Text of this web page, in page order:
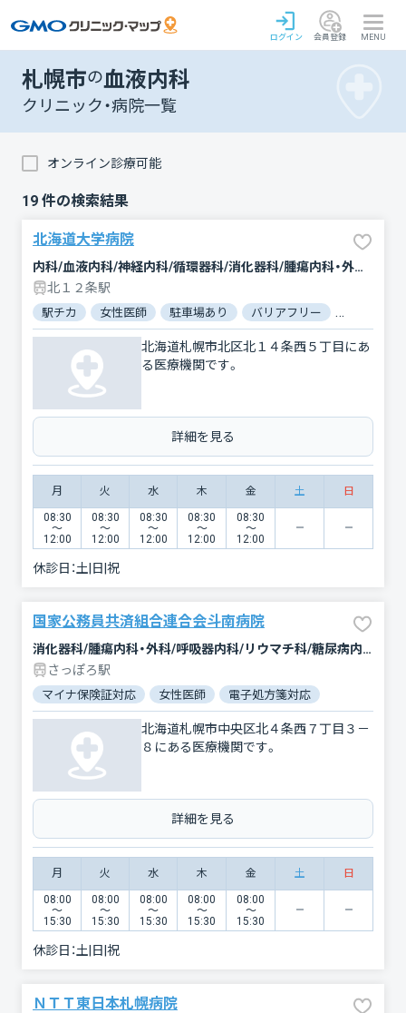
ログイン 会員登録 MENU
札幌市の血液内科
クリニック・病院一覧
オンライン診療可能
19 件の検索結果
北海道大学病院
内科/血液内科/神経内科/循環器科/消化器科/腫瘍内科・外科/脳神経外科/呼吸器外科/乳腺外科/整形外科/形成外科/小児科/小児外科/産科/婦人科/眼科/耳鼻咽喉科/皮膚科/泌尿器科/精神科・神経科/歯科/矯正歯科/歯科口腔外科/小児歯科/リハビリテーション/放射線科/臨床検査・病理診断/救急科/麻酔科
北１２条駅
駅チカ 女性医師 駐車場あり バリアフリー
北海道札幌市北区北１４条西５丁目にあ
る医療機関です。
詳細を見る
月 火 水 木 金 土 日
08:30
〜
12:00
08:30
〜
12:00
08:30
〜
12:00
08:30
〜
12:00
08:30
〜
12:00
休診日：土|日|祝
国家公務員共済組合連合会斗南病院
消化器科/腫瘍内科・外科/呼吸器内科/リウマチ科/糖尿病内科/循環器科/血液内科/内科/精神科・神経科/緩和ケア/呼吸器外科/外科/乳腺外科/心臓血管外科/整形外科/形成外科/皮膚科/泌尿器科/婦人科/眼科/耳鼻咽喉科/麻酔科/放射線科/リハビリテーション/臨床検査・病理診断/救急科
さっぽろ駅
マイナ保険証対応 女性医師 電子処方箋対応
北海道札幌市中央区北４条西７丁目３－
８にある医療機関です。
詳細を見る
月 火 水 木 金 土 日
08:00
〜
15:30
08:00
〜
15:30
08:00
〜
15:30
08:00
〜
15:30
08:00
〜
15:30
休診日：土|日|祝
ＮＴＴ東日本札幌病院